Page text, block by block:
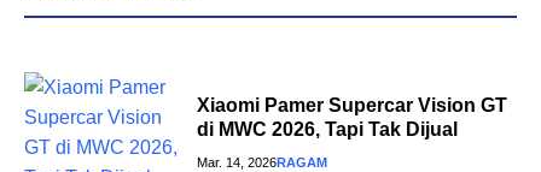
Xiaomi Pamer Supercar Vision GT
di MWC 2026, Tapi Tak Dijual
Mar. 14, 2026RAGAM